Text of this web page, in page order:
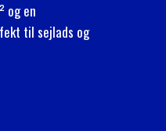
og en
til sejlads og